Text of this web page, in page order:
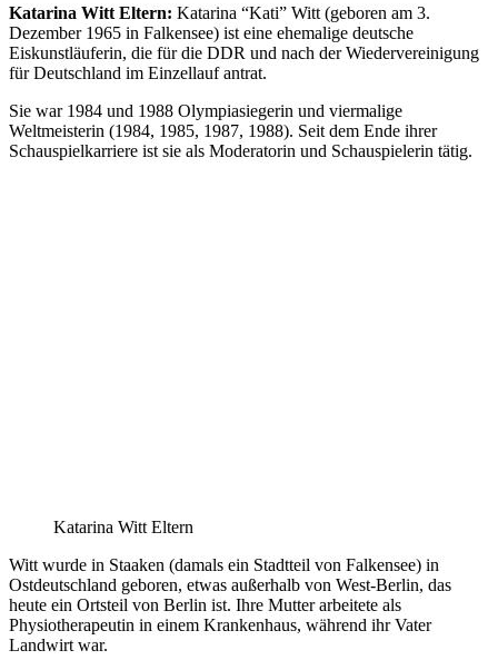
Katarina Witt Eltern: Katarina “Kati” Witt (geboren am 3.
Dezember 1965 in Falkensee) ist eine ehemalige deutsche
Eiskunstläuferin, die für die DDR und nach der Wiedervereinigung
für Deutschland im Einzellauf antrat.
Sie war 1984 und 1988 Olympiasiegerin und viermalige
Weltmeisterin (1984, 1985, 1987, 1988). Seit dem Ende ihrer
Schauspielkarriere ist sie als Moderatorin und Schauspielerin tätig.
Katarina Witt Eltern
Witt wurde in Staaken (damals ein Stadtteil von Falkensee) in
Ostdeutschland geboren, etwas außerhalb von West-Berlin, das
heute ein Ortsteil von Berlin ist. Ihre Mutter arbeitete als
Physiotherapeutin in einem Krankenhaus, während ihr Vater
Landwirt war.